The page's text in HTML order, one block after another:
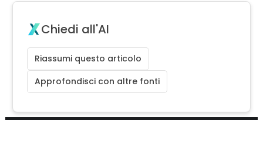
Chiedi all'AI
Riassumi questo articolo
Approfondisci con altre fonti